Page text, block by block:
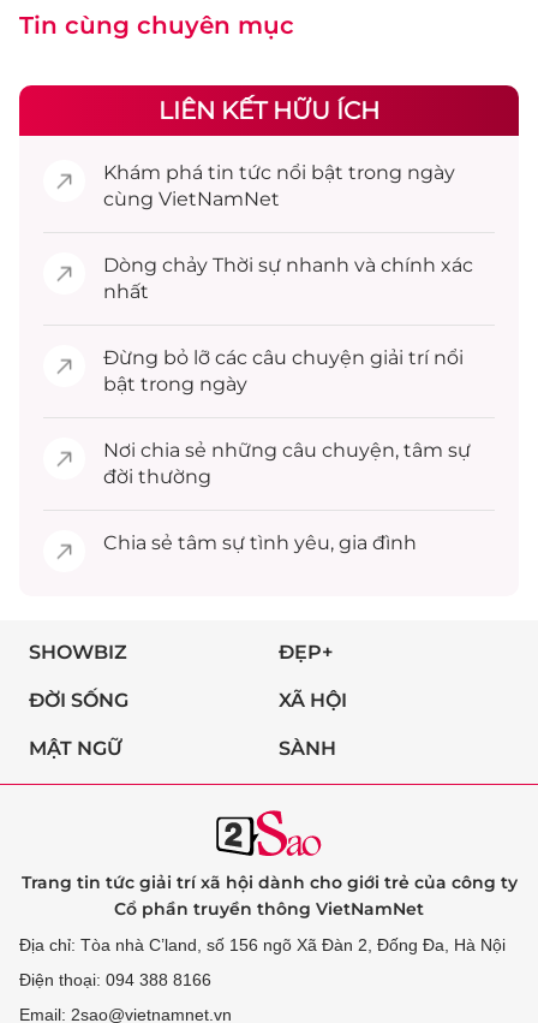
Tin cùng chuyên mục
LIÊN KẾT HỮU ÍCH
Khám phá tin tức nổi bật trong ngày
cùng VietNamNet
Dòng chảy Thời sự nhanh và chính xác
nhất
Đừng bỏ lỡ các câu chuyện giải trínổi
bật trong ngày
Nơi chia sẻ những câu chuyện, tâm sự
đời thường
Chia sẻ tâm sự tình yêu, gia đình
SHOWBIZ ĐẸP+
ĐỜI SỐNG XÃ HỘI
MẬT NGỮ SÀNH
Trang tin tức giải trí xã hội dành cho giới trẻ của công ty
Cổ phần truyền thông VietNamNet
Địa chỉ: Tòa nhà C’land, số 156 ngõ Xã Đàn 2, Đống Đa, Hà Nội
Điện thoại: 094 388 8166
Email: 2sao@vietnamnet.vn